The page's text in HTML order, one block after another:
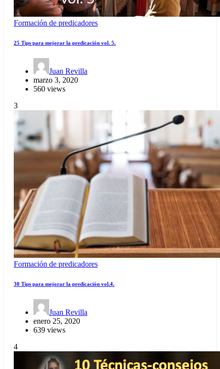
Formación de predicadores
25 Tips para mejorar la predicación vol. 5.
Juan Revilla
marzo 3, 2020
560 views
3
Formación de predicadores
30 Tips para mejorar la predicación vol.4.
Juan Revilla
enero 25, 2020
639 views
4